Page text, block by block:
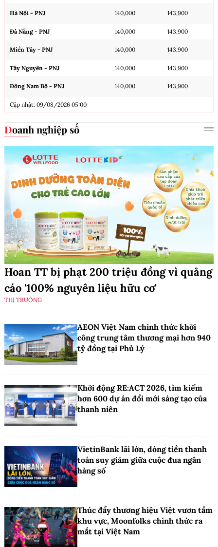
Hà Nội - PNJ 140,000 143,900
Đà Nẵng - PNJ 140,000 143,900
Miền Tây - PNJ 140,000 143,900
Tây Nguyên - PNJ 140,000 143,900
Đông Nam Bộ - PNJ 140,000 143,900
Cập nhật: 09/08/2026 05:00
Doanh nghiệp số
Hoan TT bị phạt 200 triệu đồng vì quảng
cáo '100% nguyên liệu hữu cơ'
THỊ TRƯỜNG
AEON Việt Nam chính thức khởi
công trung tâm thương mại hơn 940
tỷ đồng tại Phủ Lý
Khởi động RE:ACT 2026, tìm kiếm
hơn 600 dự án đổi mới sáng tạo của
thanh niên
VietinBank lãi lớn, dòng tiền thanh
toán suy giảm giữa cuộc đua ngân
hàng số
Thúc đẩy thương hiệu Việt vươn tầm
khu vực, Moonfolks chính thức ra
mắt tại Việt Nam